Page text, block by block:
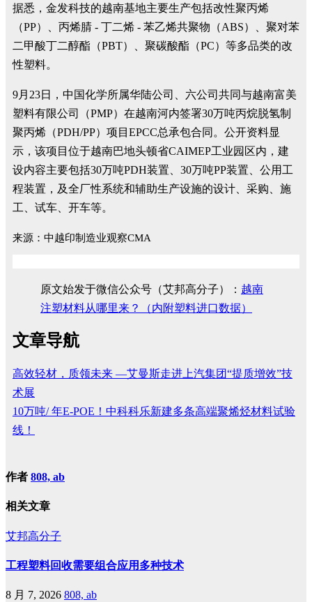
据悉，金发科技的越南基地主要生产包括改性聚丙烯
（PP）、丙烯腈 - 丁二烯 - 苯乙烯共聚物（ABS）、聚对苯
二甲酸丁二醇酯（PBT）、聚碳酸酯（PC）等多品类的改
性塑料。
9月23日，中国化学所属华陆公司、六公司共同与越南富美
塑料有限公司（PMP）在越南河内签署30万吨丙烷脱氢制
聚丙烯（PDH/PP）项目EPCC总承包合同。公开资料显
示，该项目位于越南巴地头顿省CAIMEP工业园区内，建
设内容主要包括30万吨PDH装置、30万吨PP装置、公用工
程装置，及全厂性系统和辅助生产设施的设计、采购、施
工、试车、开车等。
来源：中越印制造业观察CMA
原文始发于微信公众号（艾邦高分子）： 越南
注塑材料从哪里来？（内附塑料进口数据）
文章导航
高效轻材，质领未来 —艾曼斯走进上汽集团“提质增效”技
术展
10万吨/ 年E-POE！中科科乐新建多条高端聚烯烃材料试验
线！
作者 808, ab
相关文章
艾邦高分子
工程塑料回收需要组合应用多种技术
8 月 7, 2026 808, ab